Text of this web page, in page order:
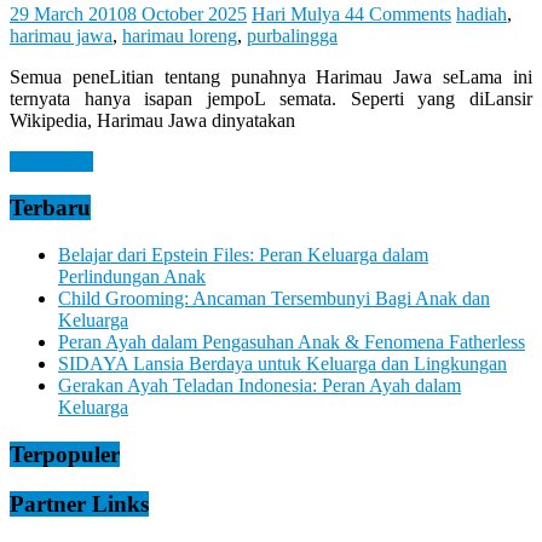
You
Feel
It
29 March 20108 October 2025 Hari Mulya 44 Comments hadiah,
harimau jawa, harimau loreng, purbalingga
Semua peneLitian tentang punahnya Harimau Jawa seLama ini
ternyata hanya isapan jempoL semata. Seperti yang diLansir
Wikipedia, Harimau Jawa dinyatakan
Terbaru
Belajar dari Epstein Files: Peran Keluarga dalam
Perlindungan Anak
Child Grooming: Ancaman Tersembunyi Bagi Anak dan
Keluarga
Peran Ayah dalam Pengasuhan Anak & Fenomena Fatherless
SIDAYA Lansia Berdaya untuk Keluarga dan Lingkungan
Gerakan Ayah Teladan Indonesia: Peran Ayah dalam
Keluarga
Terpopuler
Partner Links